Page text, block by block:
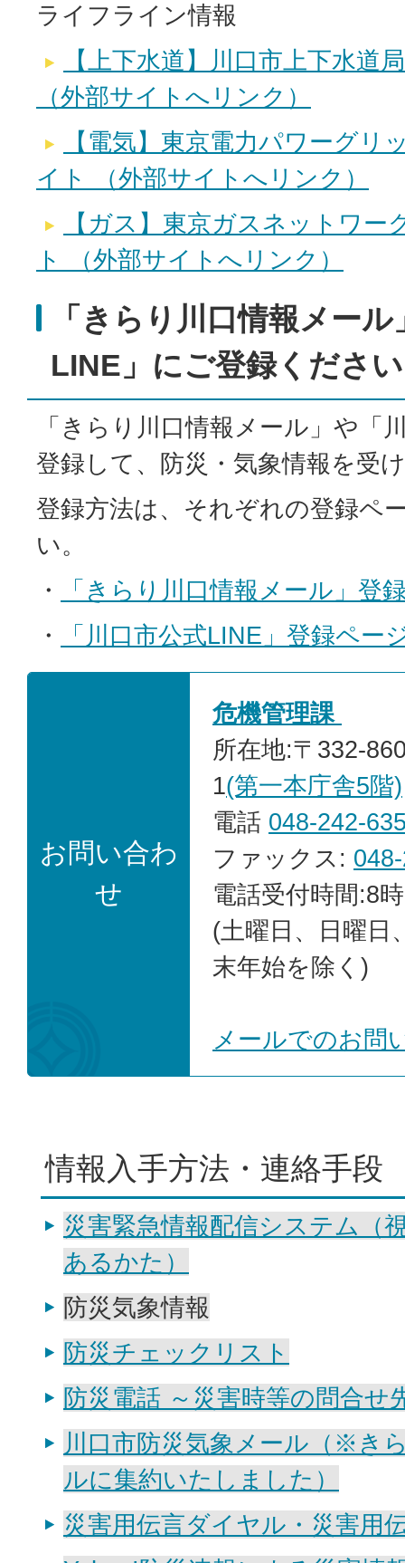
ライフライン情報
【上下水道】川口市上下水道
（外部サイトへリンク）
【電気】東京電力パワーグリ
イト （外部サイトへリンク）
【ガス】東京ガスネットワー
ト （外部サイトへリンク）
「きらり川口情報メー
LINE」にご登録ください
「きらり川口情報メール」や「
登録して、防災・気象情報を受
登録方法は、それぞれの登録ペ
い。
・
「きらり川口情報メール」登
・
「川口市公式LINE」登録ペー
お問い合わ
せ
危機管理課
所在地:〒332-
1(第一本庁舎5階)
電話 048-242-
ファックス:
電話受付時間:8
(土曜日、日曜日
末年始を除く)
メールでのお問
情報入手方法・連絡手段
災害緊急情報配信システム（
あるかた）
防災気象情報
防災チェックリスト
防災電話 ～災害時等の問合せ
川口市防災気象メール（※き
ルに集約いたしました）
災害用伝言ダイヤル・災害用